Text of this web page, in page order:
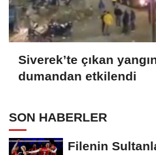
Siverek’te çıkan
dumandan etkilendi
SON HABERLER
Filenin